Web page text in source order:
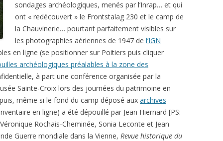
sondages archéologiques, menés par l’Inrap… et qui
ont « redécouvert » le Frontstalag 230 et le camp de
la Chauvinerie… pourtant parfaitement visibles sur
les photographies aériennes de 1947 de l’IGN
en ligne (se positionner sur Poitiers puis cliquer
archéologiques préalables à la zone des
à part une conférence organisée par la
Sainte-Croix lors des journées du patrimoine en
même si le fond du camp déposé aux archives
en ligne) a été dépouillé par Jean Hiernard [PS:
Rochais-Cheminée, Sonia Leconte et Jean
Guerre mondiale dans la Vienne, Revue historique du